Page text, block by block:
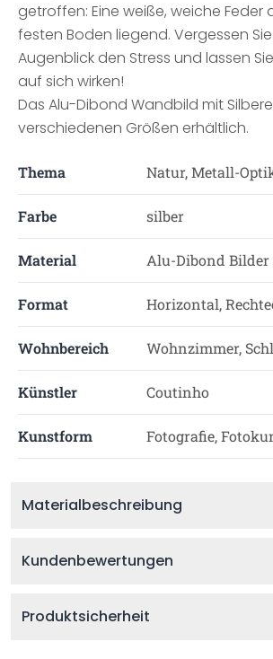
getroffen: Eine weiße, weiche Feder
festen Boden liegend. Vergessen
Augenblick den Stress und lassen
auf sich wirken!
Das Alu-Dibond Wandbild mit
verschiedenen Größen erhältlich.
Thema Natur, Metall-
Farbe silber
Material Alu-Dibond Bilder
Format Horizontal,
Wohnbereich Wohnzimmer,
Künstler Coutinho
Kunstform Fotografie,
Materialbeschreibung
Kundenbewertungen
Produktsicherheit